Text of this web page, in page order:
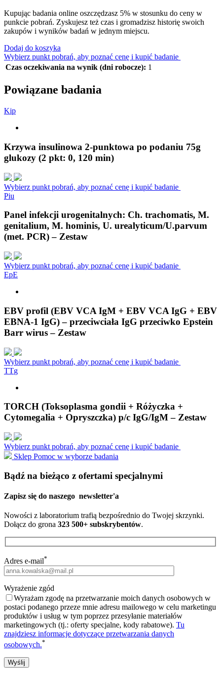
Kupując badania online oszczędzasz 5% w stosunku do ceny w
punkcie pobrań. Zyskujesz też czas i gromadzisz historię swoich
zakupów i wyników badań w jednym miejscu.
Dodaj do koszyka
Wybierz punkt pobrań, aby poznać cenę i kupić badanie
Czas oczekiwania na wynik (dni robocze): 1
Powiązane badania
Kip
Krzywa insulinowa 2-punktowa po podaniu 75g
glukozy (2 pkt: 0, 120 min)
Wybierz punkt pobrań, aby poznać cenę i kupić badanie
Piu
Panel infekcji urogenitalnych: Ch. trachomatis, M.
genitalium, M. hominis, U. urealyticum/U.parvum
(met. PCR) – Zestaw
Wybierz punkt pobrań, aby poznać cenę i kupić badanie
EpE
EBV profil (EBV VCA IgM + EBV VCA IgG + EBV
EBNA-1 IgG) – przeciwciała IgG przeciwko Epstein
Barr wirus – Zestaw
Wybierz punkt pobrań, aby poznać cenę i kupić badanie
TTg
TORCH (Toksoplasma gondii + Różyczka +
Cytomegalia + Opryszczka) p/c IgG/IgM – Zestaw
Wybierz punkt pobrań, aby poznać cenę i kupić badanie
Sklep Pomoc w wyborze badania
Bądź na bieżąco z ofertami specjalnymi
Zapisz się do naszego newsletter'a
Nowości z laboratorium trafią bezpośrednio do Twojej skrzynki.
Dołącz do grona 323 500+ subskrybentów.
Adres e-mail*
Wyrażenie zgód
Wyrażam zgodę na przetwarzanie moich danych osobowych w
postaci podanego przeze mnie adresu mailowego w celu marketingu
produktów i usług w tym poprzez przesyłanie materiałów
marketingowych (tj.: oferty specjalne, kody rabatowe). Tu
znajdziesz informacje dotyczące przetwarzania danych
osobowych.*